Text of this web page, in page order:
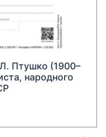
Птушко (1900–
народного